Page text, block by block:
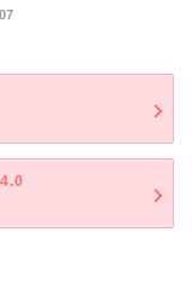
4.0